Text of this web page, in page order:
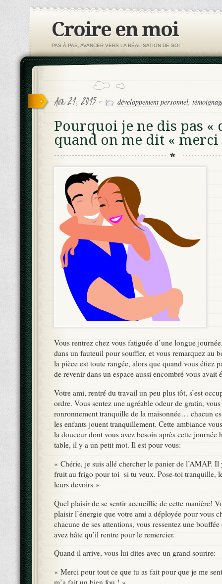
Croire en moi
PAS À PAS, AVANCER VERS LA RÉALISATION DE SOI
Avr 21, 2015 - développement personnel,
Pourquoi je ne dis pas «
quand on me dit « merci
Vous rentrez chez vous fatiguée d’une longue
dans un fauteuil pour souffler, et vous remarquez au
la pièce est toute rangée, alors que quand vous étiez
de revenir dans un espace aussi encombré vous avait
Votre ami, rentré du travail un peu plus tôt, s’est
ordre. Vous sentez une agréable odeur de gratin,
ronronnement tranquille de la maisonnée… chacun
les enfants jouent tranquillement. Cette ambiance
la douceur dont vous avez besoin après cette journée
table, il y a un petit mot. Il est pour vous:
« Chérie, je suis allé chercher le panier de l’AMAP. Il
fruit au frigo pour toi si tu veux. Pose-toi tranquille,
leurs devoirs »
Quel plaisir de se sentir accueillie de cette manière!
plaisir l’énergie que votre ami a déployée pour vous
chacune de ses attentions, vous ressentez une
avez hâte qu’il rentre pour le remercier.
Quand il arrive, vous lui dites avec un grand sourire:
« Merci pour tout ce que tu as fait pour que je me